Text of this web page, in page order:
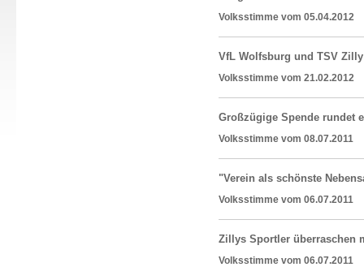
Volksstimme vom
VfL Wolfsburg und TSV
Volksstimme vom
Großzügige Spende rundet
Volksstimme vom
"Verein als schönste
Volksstimme vom
Zillys Sportler überraschen
Volksstimme vom